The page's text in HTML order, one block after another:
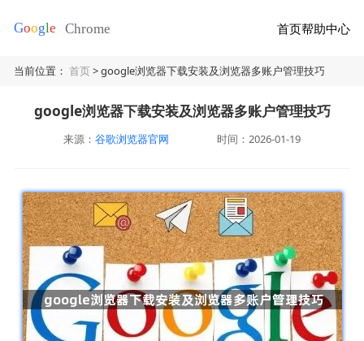
首页帮助中心
当前位置：首页> google浏览器下载安装及浏览器多账户管理技巧
google浏览器下载安装及浏览器多账户管理技巧
来源： 谷歌浏览器官网 时间：2026-01-19